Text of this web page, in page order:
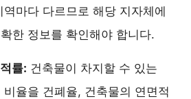
역마다 다르므로 해당 지자체에
한 정보를 확인해야 합니다.
률: 건축물이 차지할 수 있는
율을 건폐율, 건축물의 연면적